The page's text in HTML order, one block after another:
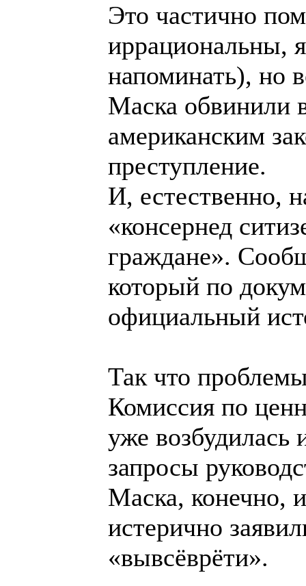
Это частично
иррациональны,
напоминать), но
Маска обвинили
американским
преступление.
И, естественно,
«консернед
граждане».
который по
официальный
Так что
Комиссия по
уже возбудилась
запросы
Маска, конечно,
истерично
«вывсёврёти».